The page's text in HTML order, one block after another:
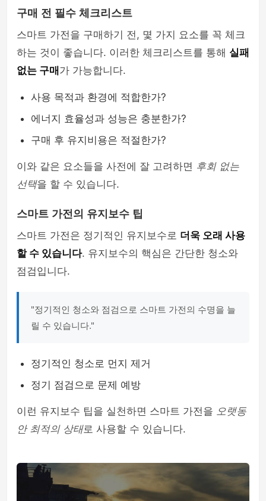
구매 전 필수 체크리스트
스마트 가전을 구매하기 전, 몇 가지 요소를 꼭 체크
하는 것이 좋습니다. 이러한 체크리스트를 통해 실패
없는 구매 가 가능합니다.
사용 목적과 환경에 적합한가?
에너지 효율성과 성능은 충분한가?
구매 후 유지비용은 적절한가?
이와 같은 요소들을 사전에 잘 고려하면 후회 없는
선택을 할 수 있습니다.
스마트 가전의 유지보수 팁
스마트 가전은 정기적인 유지보수로 더욱 오래 사용
할 수 있습니다. 유지보수의 핵심은 간단한 청소와
점검입니다.
"정기적인 청소와 점검으로 스마트 가전의 수명을 늘
릴 수 있습니다."
정기적인 청소로 먼지 제거
정기 점검으로 문제 예방
이런 유지보수 팁을 실천하면 스마트 가전을 오랫동
안 최적의 상태로 사용할 수 있습니다.